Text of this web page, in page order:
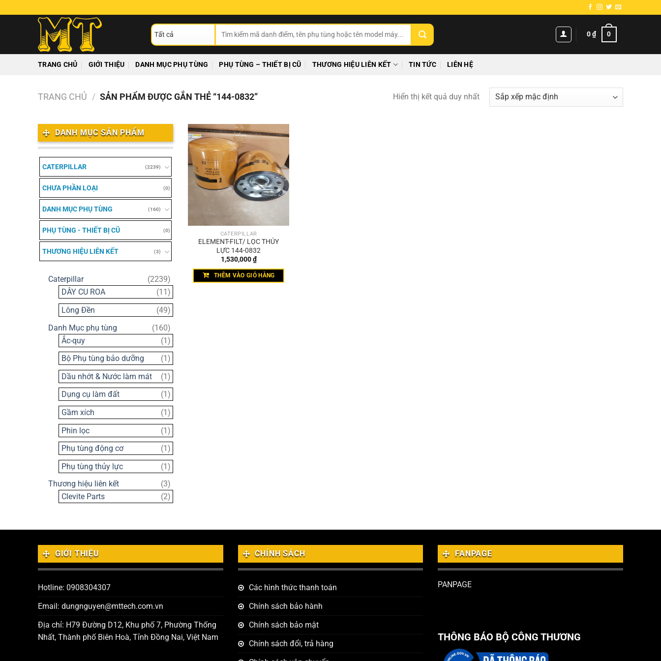
đến
kiếm:
0₫ 0
TRANG CHỦ GIỚI THIỆU DANH MỤC PHỤ TÙNG PHỤ TÙNG – THIẾT BỊ CŨ THƯƠNG HIỆU LIÊN KẾT TIN TỨC LIÊN HỆ
TRANG CHỦ / SẢN PHẨM ĐƯỢC GẮN THẺ “144-0832” Hiển thị kết quả duy nhất
DANH MỤC SẢN PHẨM
CATERPILLAR (2239)
CHƯA PHẦN LOẠI (0)
DANH MỤC PHỤ TÙNG (160)
PHỤ TÙNG - THIẾT BỊ CŨ (0)
THƯƠNG HIỆU LIÊN KẾT (3)
Caterpillar 22392239
sản
phẩm
DÂY CU ROA 11 11
sản
phẩm
Lông Đền 4949
sản
phẩm
Danh Mục phụ tùng 160160
sản
phẩm
Ắc-quy 11
sản
phẩm
Bộ Phụ tùng bảo dưỡng 1 1
sản
phẩm
Dầu nhớt & Nước làm mát 11
sản
phẩm
Dụng cụ làm đất 1 1
sản
phẩm
Gầm xích 11
sản
phẩm
Phin lọc 11
sản
phẩm
Phụ tùng động cơ 1 1
sản
phẩm
Phụ tùng thủy lực 11
sản
phẩm
Thương hiệu liên kết 33
sản
Clevite Parts 22
CATERPILLAR
ELEMENT-FILT/ LỌC THỦY
LỰC 144-0832
1,530,000₫
THÊM VÀO GIỎ HÀNG
GIỚI THIỆU
Hotline: 0908304307
Email: dungnguyen@mttech.com.vn
Địa chỉ: H79 Đường D12, Khu phố 7, Phường Thống
Nhất, Thành phố Biên Hoà, Tỉnh Đồng Nai, Việt Nam
CHÍNH SÁCH
Các hình thức thanh toán
Chính sách bảo hành
Chính sách bảo mật
Chính sách đổi, trả hàng
FANPAGE
PANPAGE
THÔNG BÁO BỘ CÔNG THƯƠNG